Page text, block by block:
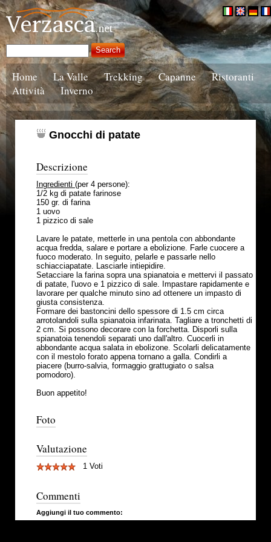
Home La Valle Trekking Capanne
Ristoranti
Attività
Inverno
Gnocchi di patate
Descrizione
Ingredienti (per 4 persone):
1/2 kg di patate farinose
150 gr. di farina
1 uovo
1 pizzico di sale
Lavare le patate, metterle in una pentola con abbondante
acqua fredda, salare e portare a ebolizione. Farle cuocere a
fuoco moderato. In seguito, pelarle e passarle nello
schiacciapatate. Lasciarle intiepidire.
Setacciare la farina sopra una spianatoia e mettervi il passato
di patate, l'uovo e 1 pizzico di sale. Impastare rapidamente e
lavorare per qualche minuto sino ad ottenere un impasto di
giusta consistenza.
Formare dei bastoncini dello spessore di 1.5 cm circa
arrotolandoli sulla spianatoia infarinata. Tagliare a tronchetti di
2 cm. Si possono decorare con la forchetta. Disporli sulla
spianatoia tenendoli separati uno dall'altro. Cuocerli in
abbondante acqua salata in ebolizone. Scolarli delicatamente
con il mestolo forato appena tornano a galla. Condirli a
piacere (burro-salvia, formaggio grattugiato o salsa
pomodoro).
Buon appetito!
Foto
Valutazione
1 Voti
Commenti
Aggiungi il tuo commento: